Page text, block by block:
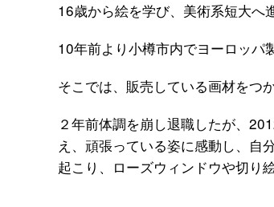
16歳から絵を学び、美術系短大へ
10年前より小樽市内でヨーロッパ
そこでは、販売している画材をつ
２年前体調を崩し退職したが、
え、頑張っている姿に感動し、自
起こり、ローズウィンドウや切り